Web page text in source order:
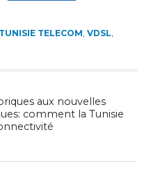
TUNISIE TELECOM VDSL
aux nouvelles
comment la Tunisie